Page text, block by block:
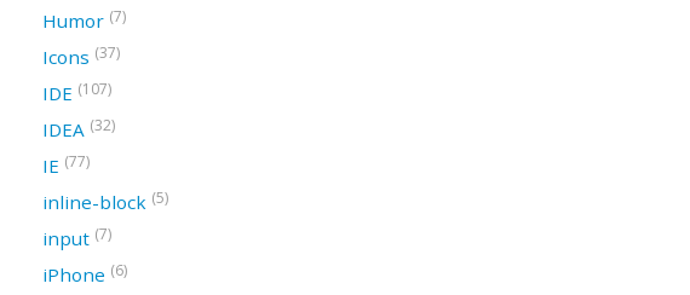
Humor (7)
Icons (37)
IDE (107)
IDEA (32)
IE (77)
inline-block (5)
input (7)
iPhone (6)